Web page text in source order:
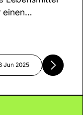
einen
Jun 2025